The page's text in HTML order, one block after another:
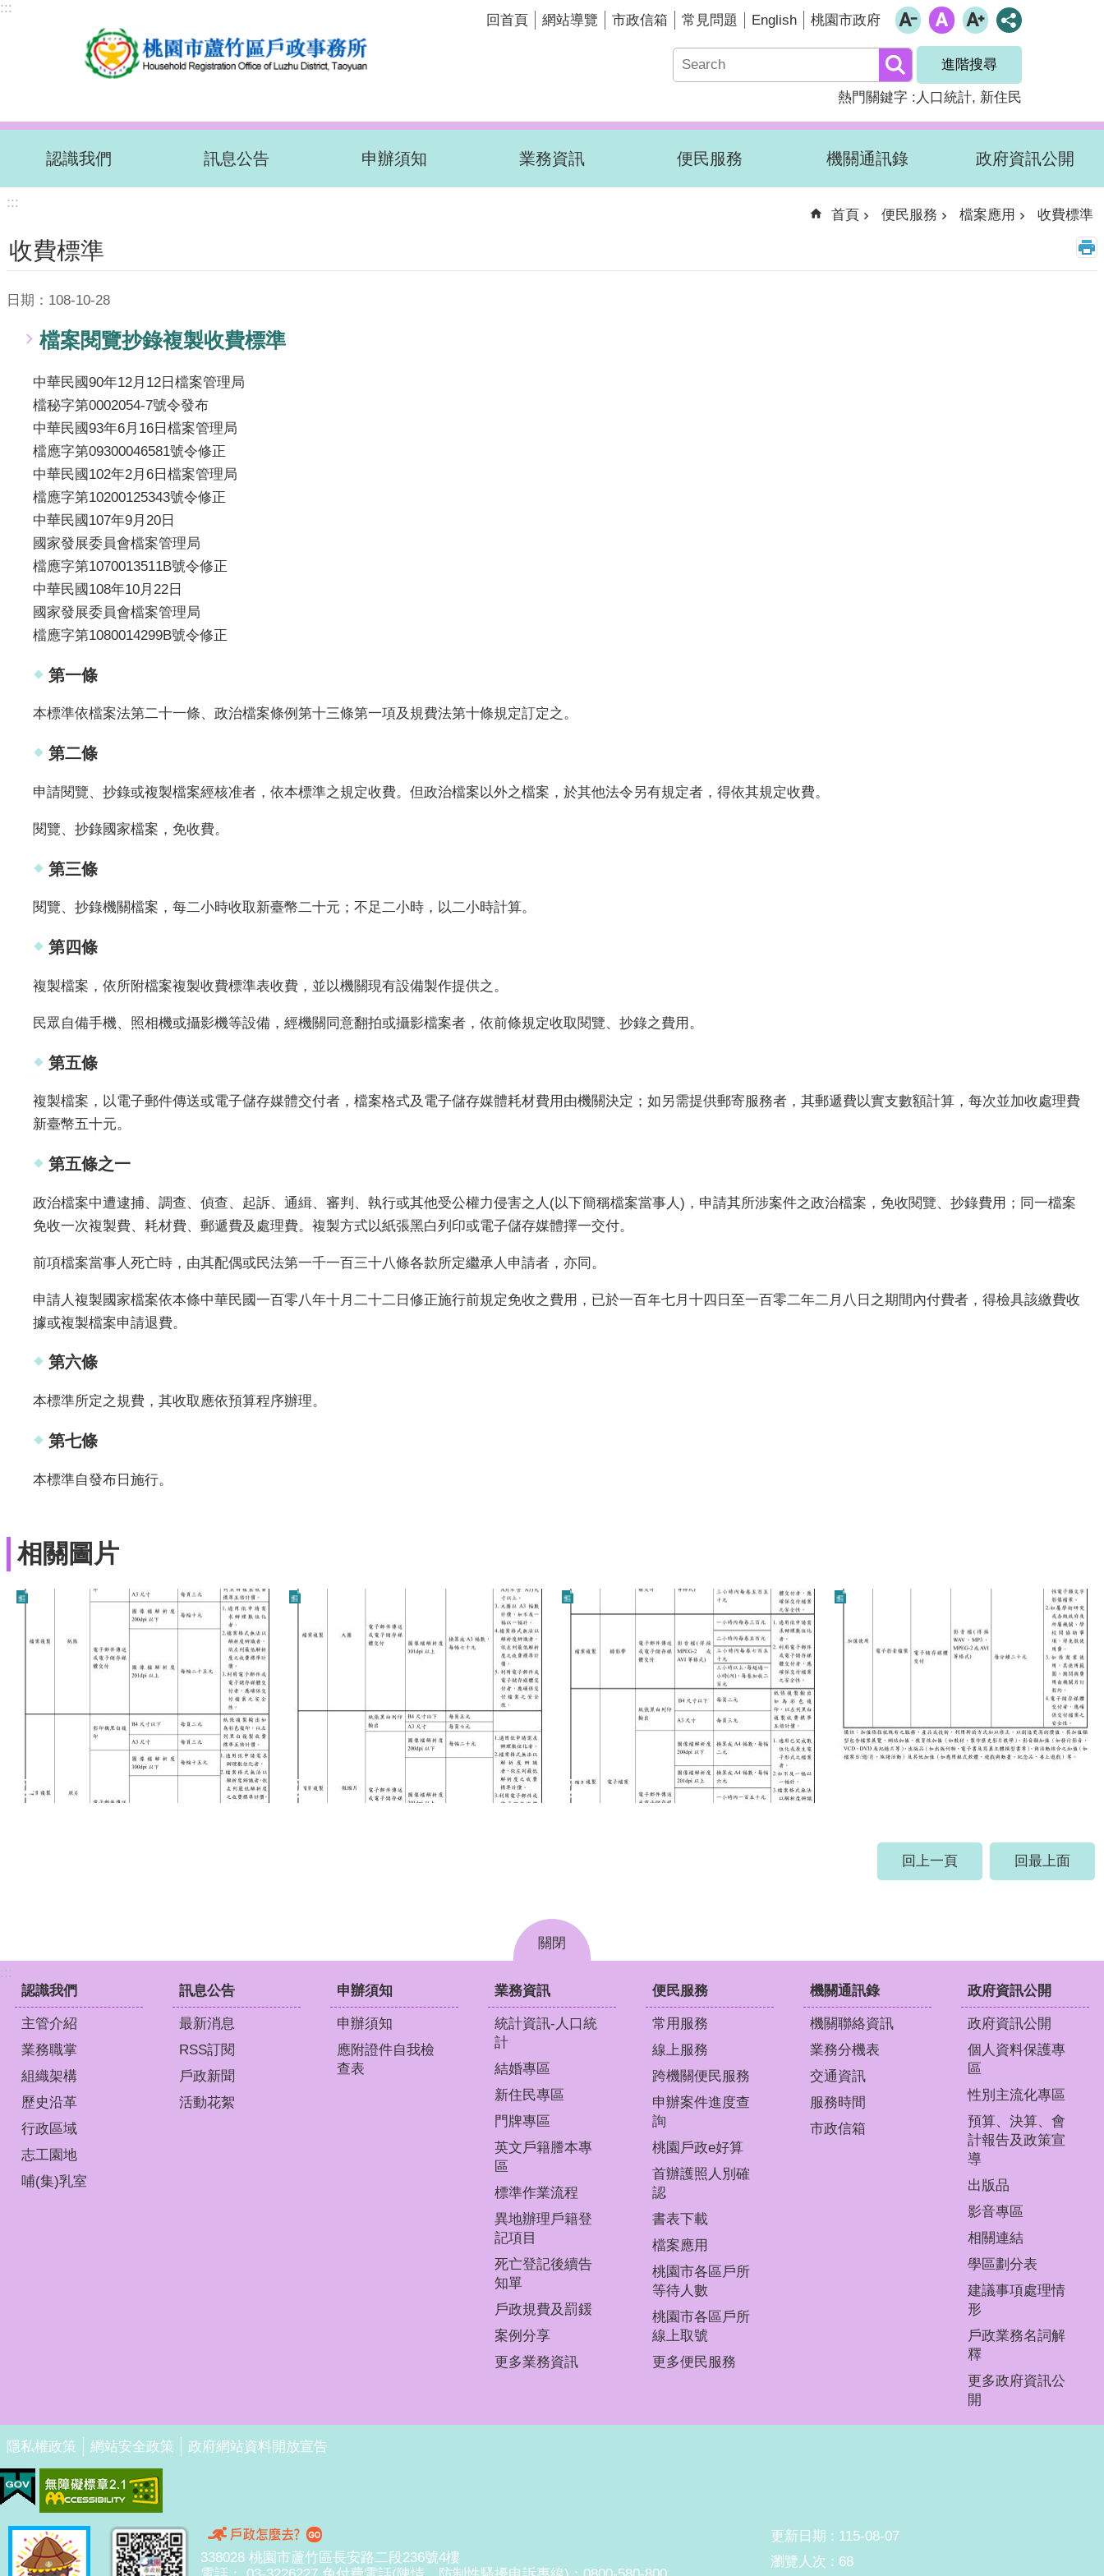
跳到主要內容區塊
:::
回首頁 網站導覽 市政信箱 常見問題 English 桃園市政府
進階搜尋
熱門關鍵字 人口統計 新住民
認識我們 訊息公告 申辦須知 業務資訊 便民服務 機關通訊錄 政府資訊公開
:::
首頁 便民服務 檔案應用 收費標準
收費標準
日期：108-10-28
檔案閱覽抄錄複製收費標準
中華民國90年12月12日檔案管理局
檔秘字第0002054-7號令發布
中華民國93年6月16日檔案管理局
檔應字第09300046581號令修正
中華民國102年2月6日檔案管理局
檔應字第10200125343號令修正
中華民國107年9月20日
國家發展委員會檔案管理局
檔應字第1070013511B號令修正
中華民國108年10月22日
國家發展委員會檔案管理局
檔應字第1080014299B號令修正
第一條
本標準依檔案法第二十一條、政治檔案條例第十三條第一項及規費法第十條規定訂定之。
第二條
申請閱覽、抄錄或複製檔案經核准者，依本標準之規定收費。但政治檔案以外之檔案，於其他法令另有規定者，得依其規定收費。
閱覽、抄錄國家檔案，免收費。
第三條
閱覽、抄錄機關檔案，每二小時收取新臺幣二十元；不足二小時，以二小時計算。
第四條
複製檔案，依所附檔案複製收費標準表收費，並以機關現有設備製作提供之。
民眾自備手機、照相機或攝影機等設備，經機關同意翻拍或攝影檔案者，依前條規定收取閱覽、抄錄之費用。
第五條
複製檔案，以電子郵件傳送或電子儲存媒體交付者，檔案格式及電子儲存媒體耗材費用由機關決定；如另需提供郵寄服務者，其郵遞費以實支數額計算，每次並加收處理費
新臺幣五十元。
第五條之一
政治檔案中遭逮捕、調查、偵查、起訴、通緝、審判、執行或其他受公權力侵害之人(以下簡稱檔案當事人)，申請其所涉案件之政治檔案，免收閱覽、抄錄費用；同一檔案
免收一次複製費、耗材費、郵遞費及處理費。複製方式以紙張黑白列印或電子儲存媒體擇一交付。
前項檔案當事人死亡時，由其配偶或民法第一千一百三十八條各款所定繼承人申請者，亦同。
申請人複製國家檔案依本條中華民國一百零八年十月二十二日修正施行前規定免收之費用，已於一百年七月十四日至一百零二年二月八日之期間內付費者，得檢具該繳費收
據或複製檔案申請退費。
第六條
本標準所定之規費，其收取應依預算程序辦理。
第七條
本標準自發布日施行。
相關圖片
回上一頁 回最上面
關閉
:::
認識我們
主管介紹
業務職掌
組織架構
歷史沿革
行政區域
志工園地
哺(集)乳室
訊息公告
最新消息
RSS訂閱
戶政新聞
活動花絮
申辦須知
申辦須知
應附證件自我檢
查表
業務資訊
統計資訊-人口統
計
結婚專區
新住民專區
門牌專區
英文戶籍謄本專
區
標準作業流程
異地辦理戶籍登
記項目
死亡登記後續告
知單
戶政規費及罰鍰
案例分享
更多業務資訊
便民服務
常用服務
線上服務
跨機關便民服務
申辦案件進度查
詢
桃園戶政e好算
首辦護照人別確
認
書表下載
檔案應用
桃園市各區戶所
等待人數
桃園市各區戶所
線上取號
更多便民服務
機關通訊錄
機關聯絡資訊
業務分機表
交通資訊
服務時間
市政信箱
政府資訊公開
政府資訊公開
個人資料保護專
區
性別主流化專區
預算、決算、會
計報告及政策宣
導
出版品
影音專區
相關連結
學區劃分表
建議事項處理情
形
戶政業務名詞解
釋
更多政府資訊公
開
隱私權政策 網站安全政策 政府網站資料開放宣告
338028 桃園市蘆竹區長安路二段236號4樓
更新日期
115-08-07
瀏覽人次
68